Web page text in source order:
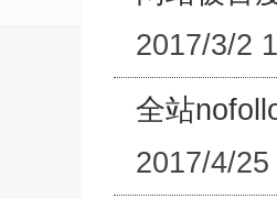
2017/3/2
全站
2017/4/